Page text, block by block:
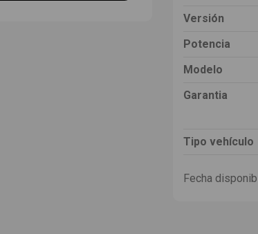
Versión
Potencia
Modelo
Garantia
Tipo vehículo
Fecha